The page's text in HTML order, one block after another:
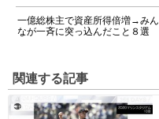
一億総株主で資産所得倍増→みん
なが一斉に突っ込んだこと８選
関連する記事